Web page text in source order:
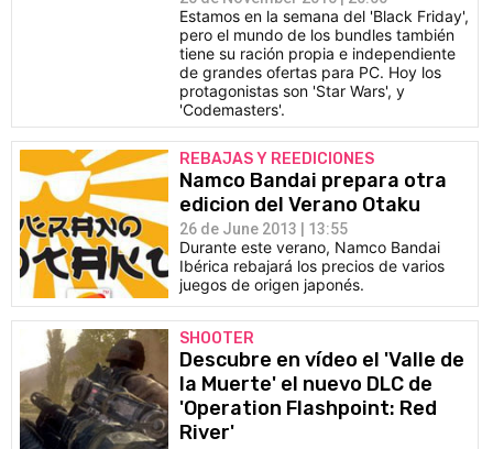
Estamos en la semana del 'Black Friday',
pero el mundo de los bundles también
tiene su ración propia e independiente
de grandes ofertas para PC. Hoy los
protagonistas son 'Star Wars', y
'Codemasters'.
REBAJAS Y REEDICIONES
Namco Bandai prepara otra
edicion del Verano Otaku
26 de June 2013 | 13:55
Durante este verano, Namco Bandai
Ibérica rebajará los precios de varios
juegos de origen japonés.
SHOOTER
Descubre en vídeo el 'Valle de
la Muerte' el nuevo DLC de
'Operation Flashpoint: Red
River'